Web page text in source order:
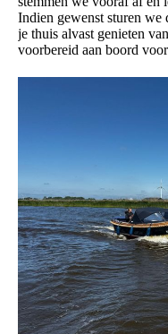
Indien gewenst sturen
je thuis alvast genieten
voorbereid aan boord